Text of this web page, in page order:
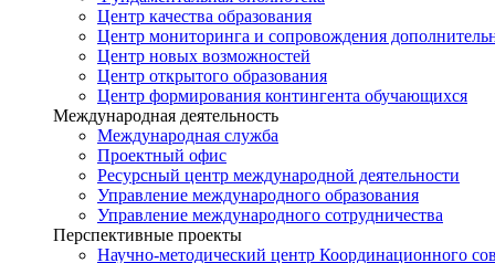
Центр качества образования
Центр мониторинга и сопровождения
Центр новых возможностей
Центр открытого образования
Центр формирования контингента обучающихся
Международная деятельность
Международная служба
Проектный офис
Ресурсный центр международной деятельности
Управление международного образования
Управление международного сотрудничества
Перспективные проекты
Научно-методический центр Координационного